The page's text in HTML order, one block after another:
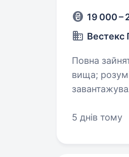
19 000 –
Повна зайнятість. Вимоги: освіта середня, середня-
вища; розуміння вимог по техніці безпеки при проведенні
завантажувально-
5 днів тому